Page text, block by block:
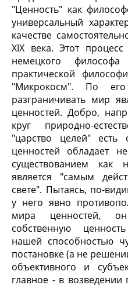
"Ценность" как
универсальный
качестве
XIX века. Этот процесс
немецкого
практической
"Микрокосм". По
разграничивать мир
ценностей. Добро,
круг природно-
"царство целей" есть
ценностей обладает
существованием как
является "самым
свете". Пытаясь, по-
у него явно
мира ценностей,
собственную
нашей способностью
постановке (а не
объективного и
главное - в возведении